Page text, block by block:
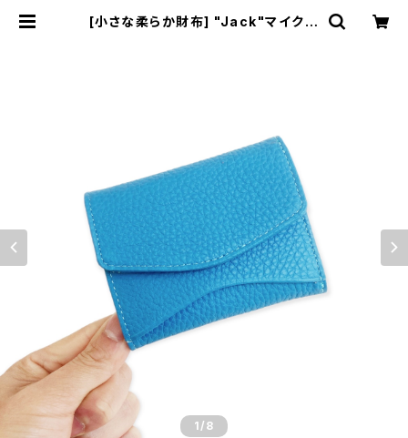
[小さな柔らか財布] "Jack"マイクロ
1 /8